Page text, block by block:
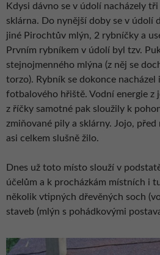
Kdysi dávno se v údolí nacházely
sklárna. Do nynější doby se v údolí
jiné Pirochtův mlýn, 2 rybníčky a
Prvním rybníkem v údolí byl tzv.
stejnojmenného mlýna (z něj se
torzo). Rybník se dokonce nacházel
fotbalového hřiště. Vodní energie z
z říčky samotné pak sloužily k
zmiňované pily a sklárny. Jojo,
asi celkem slušně žilo.
Dnes už toto místo slouží v
účelům a k procházkám místních i
několik vtipných dřevěných soch
staveb (mlýn s pohádkovými